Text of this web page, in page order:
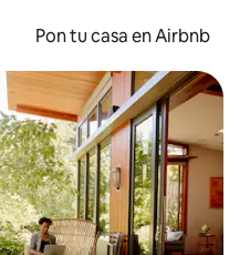
Pon tu casa en Airbnb